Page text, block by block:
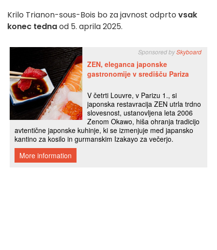
Krilo Trianon-sous-Bois bo za javnost odprto vsak
konec tednaod 5. aprila 2025.